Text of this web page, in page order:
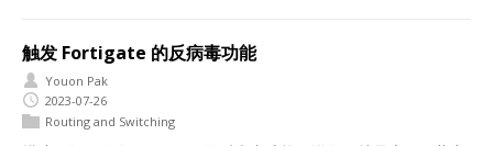
触发 Fortigate 的反病毒功能
Youon Pak
2023-07-26
Routing and Switching